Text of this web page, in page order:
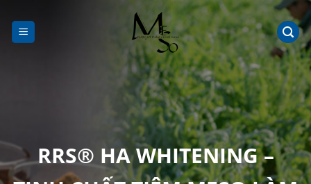
đến
nội
RRS® HA WHITENING –